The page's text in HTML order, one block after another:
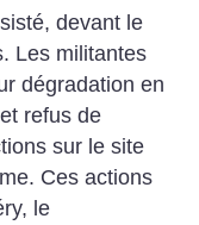
devant le
Les militantes
dégradation en
refus de
sur le site
Ces actions
le